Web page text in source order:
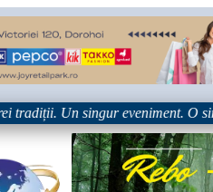
Un singur eveniment. O singură